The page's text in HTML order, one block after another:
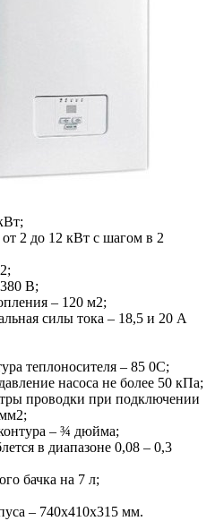
2 до 12 кВт с шагом в 2
В;
– 120 м2;
силы тока – 18,5 и 20 А
теплоносителя – 85 0С;
насоса не более 50 кПа;
проводки при подключении
– ¾ дюйма;
в диапазоне 0,08 – 0,3
бачка на 7 л;
– 740х410х315 мм.